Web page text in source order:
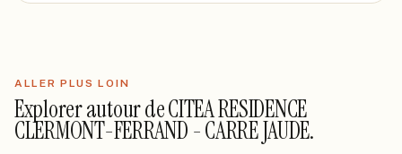
ALLER PLUS LOIN
Explorer autour deCITEA RESIDENCE
CLERMONT-FERRAND - CARRE JAUDE.